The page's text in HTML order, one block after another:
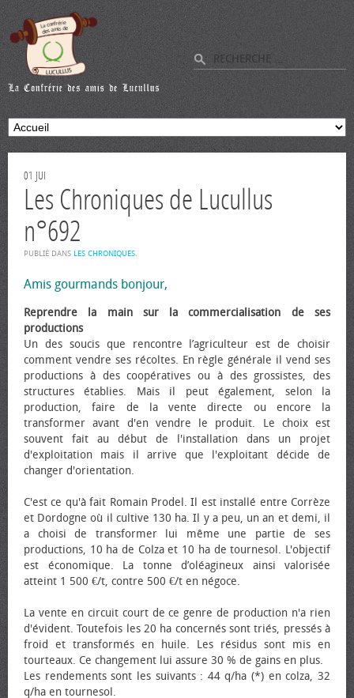
01 JUI
Les Chroniques de Lucullus
n°692
PUBLIÉ DANS LES CHRONIQUES.
Amis gourmands bonjour,
Reprendre la main sur la commercialisation de ses
productions
Un des soucis que rencontre l’agriculteur est de choisir
comment vendre ses récoltes. En règle générale il vend ses
productions à des coopératives ou à des grossistes, des
structures établies. Mais il peut également, selon la
production, faire de la vente directe ou encore la
transformer avant d'en vendre le produit. Le choix est
souvent fait au début de l'installation dans un projet
d'exploitation mais il arrive que l'exploitant décide de
changer d'orientation.
C'est ce qu'à fait Romain Prodel. Il est installé entre Corrèze
et Dordogne où il cultive 130 ha. Il y a peu, un an et demi, il
a choisi de transformer lui même une partie de ses
productions, 10 ha de Colza et 10 ha de tournesol. L'objectif
est économique. La tonne d’oléagineux ainsi valorisée
atteint 1 500 €/t, contre 500 €/t en négoce.
La vente en circuit court de ce genre de production n'a rien
d'évident. Toutefois les 20 ha concernés sont triés, pressés à
froid et transformés en huile. Les résidus sont mis en
tourteaux. Ce changement lui assure 30 % de gains en plus.
Les rendements sont les suivants : 44 q/ha (*) en colza, 32
q/ha en tournesol.